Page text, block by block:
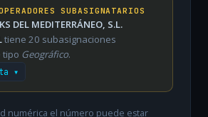
SUBASIGNATARIOS
DEL MEDITERRÁNEO, S.L.
tiene 20 subasignaciones
tipo Geográfico.
▾
numérica el número puede estar